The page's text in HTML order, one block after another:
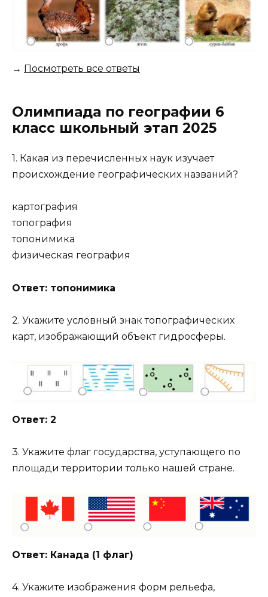
→ Посмотреть все ответы
Олимпиада по географии 6
класс школьный этап 2025
1. Какая из перечисленных наук изучает
происхождение географических названий?
картография
топография
топонимика
физическая география
Ответ: топонимика
2. Укажите условный знак топографических
карт, изображающий объект гидросферы.
Ответ: 2
3. Укажите флаг государства, уступающего по
площади территории только нашей стране.
Ответ: Канада (1 флаг)
4. Укажите изображения форм рельефа,